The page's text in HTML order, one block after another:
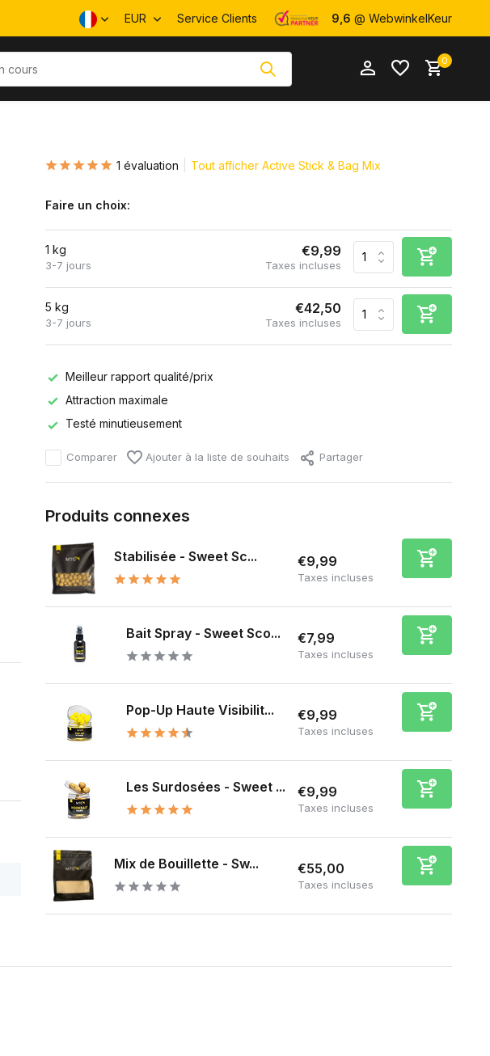
EUR Service Clients 9,6 @ WebwinkelKeur
S'inscrire
0
1 évaluation Tout afficher Active Stick & Bag Mix
Faire un choix:
1 kg
3-7 jours
€9,99
Taxes incluses
5 kg
3-7 jours
€42,50
Taxes incluses
Meilleur rapport qualité/prix
Attraction maximale
Testé minutieusement
Comparer Ajouter à la liste de souhaits Partager
Produits connexes
Stabilisée - Sweet Sc... €9,99
Taxes incluses
Bait Spray - Sweet Sco... €7,99
Taxes incluses
Pop-Up Haute Visibilit... €9,99
Taxes incluses
Les Surdosées - Sweet ... €9,99
Taxes incluses
Mix de Bouillette - Sw... €55,00
Taxes incluses